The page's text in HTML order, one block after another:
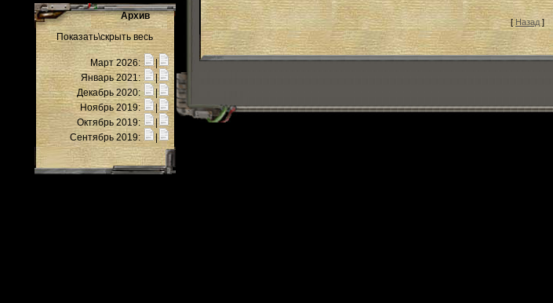
Архив
Показать\скрыть весь
Март 2026:
|
Январь 2021:
|
Декабрь 2020:
|
Ноябрь 2019:
Октябрь 2019:
Сентябрь 2019:
[ Назад]